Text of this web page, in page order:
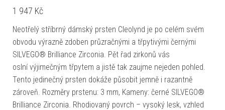
1 947 Kč
Neotřelý stříbrný dámský prsten Cleolynd je po celém svém
obvodu výrazně zdoben průzračnými a třpytivými černými
SILVEGO® Brilliance Zirconia. Pět řad zirkonů vás
oslní výjimečným třpytem a jistě tak zaujme nejeden pohled.
Tento jedinečný prsten dokáže působit jemně i razantně
zároveň. Rozměry prstenu: 3 mm, Kameny: černé SILVEGO®
Brilliance Zirconia. Rhodiovaný povrch – vysoký lesk, vzhled